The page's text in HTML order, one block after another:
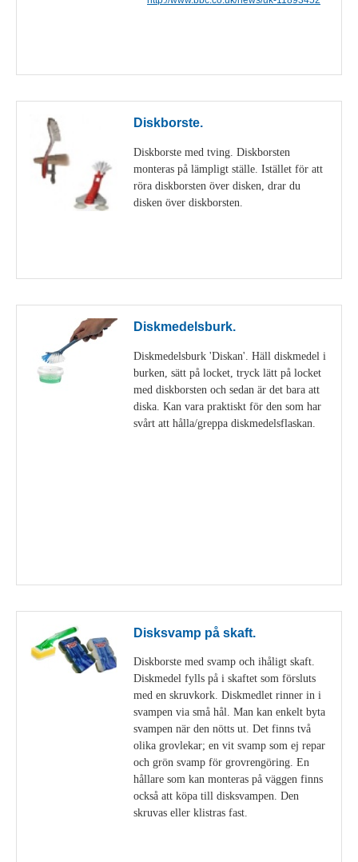
Diskborste.
Diskborste med tving. Diskborsten
monteras på lämpligt ställe. Istället för att
röra diskborsten över disken, drar du
disken över diskborsten.
Diskmedelsburk.
Diskmedelsburk 'Diskan'. Häll diskmedel i
burken, sätt på locket, tryck lätt på locket
med diskborsten och sedan är det bara att
diska. Kan vara praktiskt för den som har
svårt att hålla/greppa diskmedelsflaskan.
Disksvamp på skaft.
Diskborste med svamp och ihåligt skaft.
Diskmedel fylls på i skaftet som försluts
med en skruvkork. Diskmedlet rinner in i
svampen via små hål. Man kan enkelt byta
svampen när den nötts ut. Det finns två
olika grovlekar; en vit svamp som ej repar
och grön svamp för grovrengöring. En
hållare som kan monteras på väggen finns
också att köpa till disksvampen. Den
skruvas eller klistras fast.